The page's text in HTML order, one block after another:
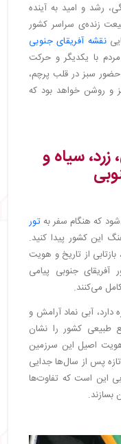
رشد و امید به آینده
زنده‌ی سراسر کشور
نقشه آفریقای جنوبی
با یکدیگر و حرکت
سبز در قلب پرچم،
و روشن خواهد بود که
سیاه و
که هنگام سفر بهتور
این کشور پیدا کنید.
از تاریخ و هویت
جنوبی پیامی
می‌کنند.
دارد، آبی نماد آرامش و
طبیعی کشور را نشان
هویت اصیل این سرزمین
پس از سال‌ها جدایی
این است که تفاوت‌ها
بسازند.